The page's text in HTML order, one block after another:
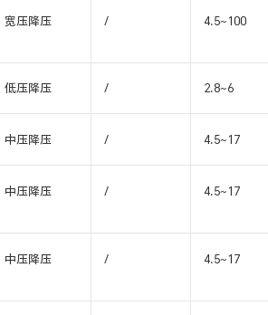
宽压降压 / 4.5~100
低压降压 / 2.8~6
中压降压 / 4.5~17
中压降压 / 4.5~17
中压降压 / 4.5~17